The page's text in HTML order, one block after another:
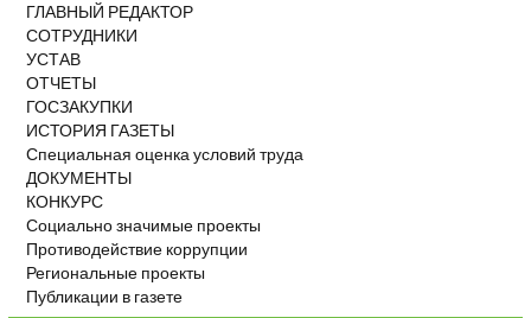
ГЛАВНЫЙ РЕДАКТОР
СОТРУДНИКИ
УСТАВ
ОТЧЕТЫ
ГОСЗАКУПКИ
ИСТОРИЯ ГАЗЕТЫ
Специальная оценка условий труда
ДОКУМЕНТЫ
КОНКУРС
Социально значимые проекты
Противодействие коррупции
Региональные проекты
Публикации в газете